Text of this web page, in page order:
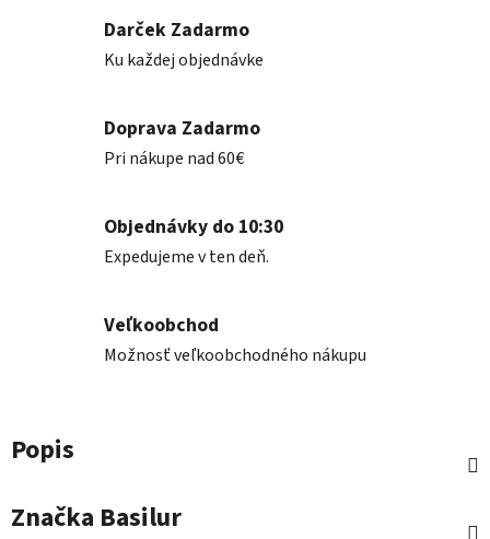
Darček Zadarmo
Ku každej objednávke
Doprava Zadarmo
Pri nákupe nad 60€
Objednávky do 10:30
Expedujeme v ten deň.
Veľkoobchod
Možnosť veľkoobchodného nákupu
Popis
Značka Basilur